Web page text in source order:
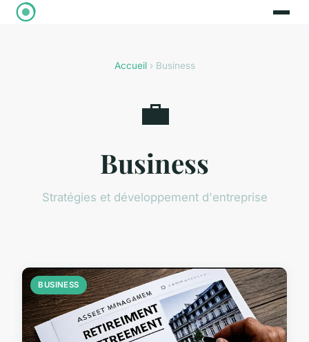
Accueil› Business
💼
Business
Stratégies et développement d'entreprise
BUSINESS